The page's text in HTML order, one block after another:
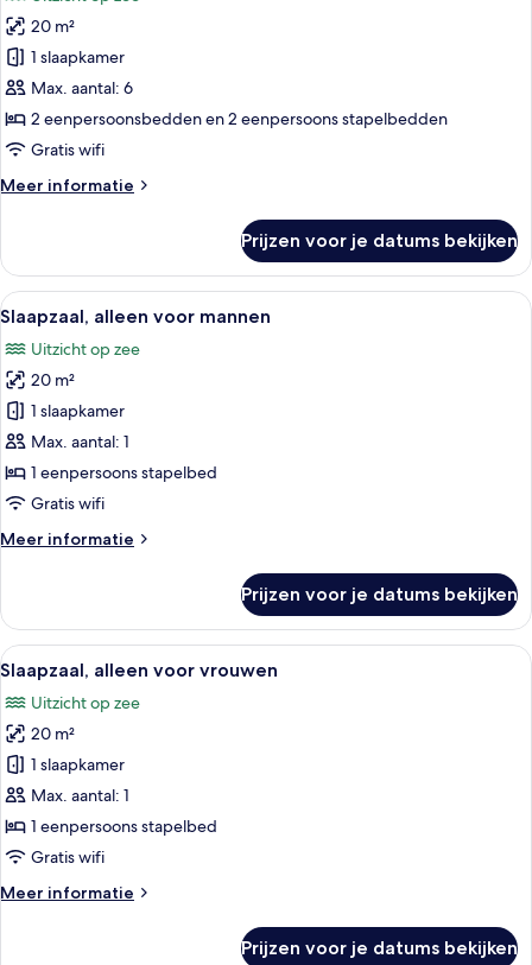
Standaard
kamer
laden
20 m²
1 slaapkamer
Max. aantal: 6
2 eenpersoonsbedden en 2 eenpersoons stapelbedden
Gratis wifi
Meer informatie
Meer
kamer
Prijzen voor je datums bekijken
Alle
foto's
voor
Slaapzaal,
alleen
voor
mannen
laden
7
Slaapzaal, alleen voor mannen
Uitzicht op zee
20 m²
1 slaapkamer
Max. aantal: 1
1 eenpersoons stapelbed
Gratis wifi
Meer informatie
Meer
alleen
voor
mannen
Prijzen voor je datums bekijken
Alle
foto's
voor
Slaapzaal,
alleen
voor
vrouwen
laden
Slaapzaal, alleen voor vrouwen |
7
Slaapzaal, alleen voor vrouwen
Uitzicht op zee
20 m²
1 slaapkamer
Max. aantal: 1
1 eenpersoons stapelbed
Gratis wifi
Meer informatie
Meer
Prijzen voor je datums bekijken